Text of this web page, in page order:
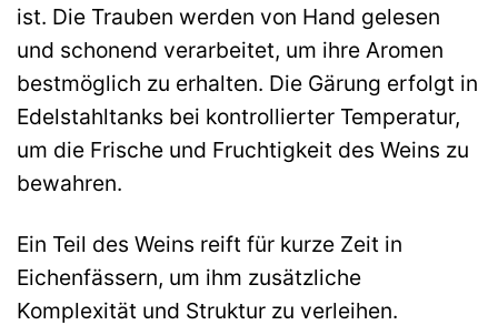
ist. Die Trauben werden von Hand gelesen
und schonend verarbeitet, um ihre Aromen
bestmöglich zu erhalten. Die Gärung erfolgt in
Edelstahltanks bei kontrollierter Temperatur,
um die Frische und Fruchtigkeit des Weins zu
bewahren.
Ein Teil des Weins reift für kurze Zeit in
Eichenfässern, um ihm zusätzliche
Komplexität und Struktur zu verleihen.